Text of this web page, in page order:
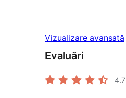
Vizualizare avansată
Evaluări
4.7